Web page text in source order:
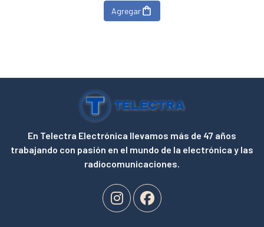
Agregar
En Telectra Electrónica llevamos más de 47 años
trabajando con pasión en el mundo de la electrónica y las
radiocomunicaciones.